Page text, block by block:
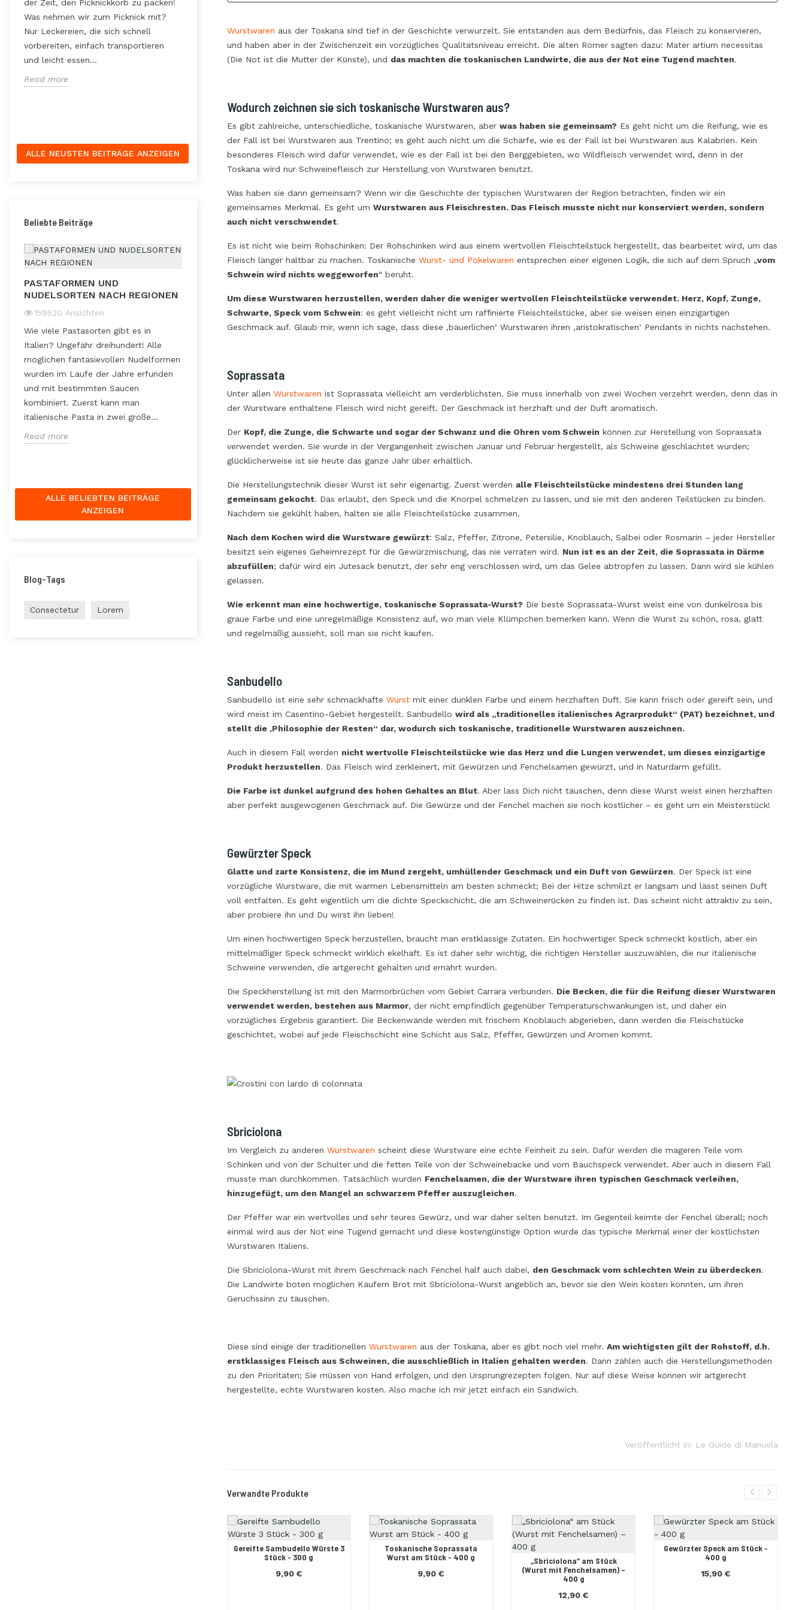
der Zeit, den Picknickkorb zu packen!
Was nehmen wir zum Picknick mit?
Nur Leckereien, die sich schnell
vorbereiten, einfach transportieren
und leicht essen...
Read more
steckt? Hast Du schon daran gedacht,
wie wichtig das Gebiet, die
Bearbeitungstechniken und die
Marzamemi! Tradition und ökologische
Nachhaltigkeit. Sie werden im
Mittelmeer ausschließlich geangelt und
Read more
Produkte unseres Landes ist. Aber
weißt Du, worin sich ein ganzer
Rohschinken von einem Schinken in
ALLE NEUSTEN BEITRÄGE ANZEIGEN
Beliebte Beiträge
PASTAFORMEN UND
NUDELSORTEN NACH REGIONEN
159520 Ansichten
Wie viele Pastasorten gibt es in
Italien? Ungefähr dreihundert! Alle
möglichen fantasievollen Nudelformen
wurden im Laufe der Jahre erfunden
und mit bestimmten Saucen
kombiniert. Zuerst kann man
italienische Pasta in zwei große...
Read more
DIE ITALIENISCHEN REISSORTEN
eine Beilage betrachtet. Es geht um
Hackbällchen, Reissalate… Die
regionale kulinarische...
Read more
GRANA PADANO UND
PARMIGIANO REGGIANO
38583Ansichten
Produktspezifikationen entsprechen.
Hier haben wir zwei großartige
italienische...
Read more
ZUR ENTDECKUNG VON
ITALIENISCHEN KÄSEN AUS
ROHMILCH
verarbeitet wird. Nach Slow Food sind
die Käse aus dieser Milchsorte - d.h.
italienische Käse aus Rohmilch - die
einzigen, die eine...
‘NDUJA AUS
UND REZEPTE
hast, willst Du
hervorheben und
ALLE BELIEBTEN BEITRÄGE
ANZEIGEN
Blog-Tags
Consectetur Lorem
Wurstwaren aus der Toskana sind tief in der Geschichte verwurzelt. Sie entstanden aus dem Bedürfnis, das Fleisch zu konservieren,
und haben aber in der Zwischenzeit ein vorzügliches Qualitätsniveau erreicht. Die alten Römer sagten dazu: Mater artium necessitas
(Die Not ist die Mutter der Künste), und das machten die toskanischen Landwirte, die aus der Not eine Tugend machten.
Wodurch zeichnen sie sich toskanische Wurstwaren aus?
Es gibt zahlreiche, unterschiedliche, toskanische Wurstwaren, aber was haben sie gemeinsam? Es geht nicht um die Reifung, wie es
der Fall ist bei Wurstwaren aus Trentino; es geht auch nicht um die Schärfe, wie es der Fall ist bei Wurstwaren aus Kalabrien. Kein
besonderes Fleisch wird dafür verwendet, wie es der Fall ist bei den Berggebieten, wo Wildfleisch verwendet wird, denn in der
Toskana wird nur Schweinefleisch zur Herstellung von Wurstwaren benutzt.
Was haben sie dann gemeinsam? Wenn wir die Geschichte der typischen Wurstwaren der Region betrachten, finden wir ein
gemeinsames Merkmal. Es geht um Wurstwaren aus Fleischresten. Das Fleisch musste nicht nur konserviert werden, sondern
auch nicht verschwendet.
Es ist nicht wie beim Rohschinken: Der Rohschinken wird aus einem wertvollen Fleischteilstück hergestellt, das bearbeitet wird, um das
Fleisch länger haltbar zu machen. Toskanische Wurst- und Pökelwaren entsprechen einer eigenen Logik, die sich auf dem Spruch „vom
Schwein wird nichts weggeworfen“ beruht.
Um diese Wurstwaren herzustellen, werden daher die weniger wertvollen Fleischteilstücke verwendet. Herz, Kopf, Zunge,
Schwarte, Speck vom Schwein: es geht vielleicht nicht um raffinierte Fleischteilstücke, aber sie weisen einen einzigartigen
Geschmack auf. Glaub mir, wenn ich sage, dass diese ‚bäuerlichen‘ Wurstwaren ihren ‚aristokratischen‘ Pendants in nichts nachstehen.
Soprassata
Unter allen Wurstwaren ist Soprassata vielleicht am verderblichsten. Sie muss innerhalb von zwei Wochen verzehrt werden, denn das in
der Wurstware enthaltene Fleisch wird nicht gereift. Der Geschmack ist herzhaft und der Duft aromatisch.
Der Kopf, die Zunge, die Schwarte und sogar der Schwanz und die Ohren vom Schwein können zur Herstellung von Soprassata
verwendet werden. Sie wurde in der Vergangenheit zwischen Januar und Februar hergestellt, als Schweine geschlachtet wurden;
glücklicherweise ist sie heute das ganze Jahr über erhältlich.
Die Herstellungstechnik dieser Wurst ist sehr eigenartig. Zuerst werden alle Fleischteilstücke mindestens drei Stunden lang
gemeinsam gekocht. Das erlaubt, den Speck und die Knorpel schmelzen zu lassen, und sie mit den anderen Teilstücken zu binden.
Nachdem sie gekühlt haben, halten sie alle Fleischteilstücke zusammen.
Nach dem Kochen wird die Wurstware gewürzt: Salz, Pfeffer, Zitrone, Petersilie, Knoblauch, Salbei oder Rosmarin – jeder Hersteller
besitzt sein eigenes Geheimrezept für die Gewürzmischung, das nie verraten wird. Nun ist es an der Zeit, die Soprassata in Därme
abzufüllen; dafür wird ein Jutesack benutzt, der sehr eng verschlossen wird, um das Gelee abtropfen zu lassen. Dann wird sie kühlen
gelassen.
Wie erkennt man eine hochwertige, toskanische Soprassata-Wurst? Die beste Soprassata-Wurst weist eine von dunkelrosa bis
graue Farbe und eine unregelmäßige Konsistenz auf, wo man viele Klümpchen bemerken kann. Wenn die Wurst zu schön, rosa, glatt
und regelmäßig aussieht, soll man sie nicht kaufen.
Sanbudello
Sanbudello ist eine sehr schmackhafte Wurstmit einer dunklen Farbe und einem herzhaften Duft. Sie kann frisch oder gereift sein, und
wird meist im Casentino-Gebiet hergestellt. Sanbudello wird als „traditionelles italienisches Agrarprodukt“ (PAT) bezeichnet, und
stellt die ‚Philosophie der Resten“ dar, wodurch sich toskanische, traditionelle Wurstwaren auszeichnen.
Auch in diesem Fall werden nicht wertvolle Fleischteilstücke wie das Herz und die Lungen verwendet, um dieses einzigartige
Produkt herzustellen. Das Fleisch wird zerkleinert, mit Gewürzen und Fenchelsamen gewürzt, und in Naturdarm gefüllt.
Die Farbe ist dunkel aufgrund des hohen Gehaltes an Blut. Aber lass Dich nicht täuschen, denn diese Wurst weist einen herzhaften
aber perfekt ausgewogenen Geschmack auf. Die Gewürze und der Fenchel machen sie noch köstlicher – es geht um ein Meisterstück!
Gewürzter Speck
Glatte und zarte Konsistenz, die im Mund zergeht, umhüllender Geschmack und ein Duft von Gewürzen. Der Speck ist eine
vorzügliche Wurstware, die mit warmen Lebensmitteln am besten schmeckt; Bei der Hitze schmilzt er langsam und lässt seinen Duft
voll entfalten. Es geht eigentlich um die dichte Speckschicht, die am Schweinerücken zu finden ist. Das scheint nicht attraktiv zu sein,
aber probiere ihn und Du wirst ihn lieben!
Um einen hochwertigen Speck herzustellen, braucht man erstklassige Zutaten. Ein hochwertiger Speck schmeckt köstlich, aber ein
mittelmäßiger Speck schmeckt wirklich ekelhaft. Es ist daher sehr wichtig, die richtigen Hersteller auszuwählen, die nur italienische
Schweine verwenden, die artgerecht gehalten und ernährt wurden.
Die Speckherstellung ist mit den Marmorbrüchen vom Gebiet Carrara verbunden. Die Becken, die für die Reifung dieser Wurstwaren
verwendet werden, bestehen aus Marmor, der nicht empfindlich gegenüber Temperaturschwankungen ist, und daher ein
vorzügliches Ergebnis garantiert. Die Beckenwände werden mit frischem Knoblauch abgerieben, dann werden die Fleischstücke
geschichtet, wobei auf jede Fleischschicht eine Schicht aus Salz, Pfeffer, Gewürzen und Aromen kommt.
Sbriciolona
Im Vergleich zu anderen Wurstwaren scheint diese Wurstware eine echte Feinheit zu sein. Dafür werden die mageren Teile vom
Schinken und von der Schulter und die fetten Teile von der Schweinebacke und vom Bauchspeck verwendet. Aber auch in diesem Fall
musste man durchkommen. Tatsächlich wurden Fenchelsamen, die der Wurstware ihren typischen Geschmack verleihen,
hinzugefügt, um den Mangel an schwarzem Pfeffer auszugleichen.
Der Pfeffer war ein wertvolles und sehr teures Gewürz, und war daher selten benutzt. Im Gegenteil keimte der Fenchel überall; noch
einmal wird aus der Not eine Tugend gemacht und diese kostengünstige Option wurde das typische Merkmal einer der köstlichsten
Wurstwaren Italiens.
Die Sbriciolona-Wurst mit ihrem Geschmack nach Fenchel half auch dabei, den Geschmack vom schlechten Wein zu überdecken.
Die Landwirte boten möglichen Käufern Brot mit Sbriciolona-Wurst angeblich an, bevor sie den Wein kosten konnten, um ihren
Geruchssinn zu täuschen.
Diese sind einige der traditionellen Wurstwaren aus der Toskana, aber es gibt noch viel mehr. Am wichtigsten gilt der Rohstoff, d.h.
erstklassiges Fleisch aus Schweinen, die ausschließlich in Italien gehalten werden. Dann zählen auch die Herstellungsmethoden
zu den Prioritäten; Sie müssen von Hand erfolgen, und den Ursprungrezepten folgen. Nur auf diese Weise können wir artgerecht
hergestellte, echte Wurstwaren kosten. Also mache ich mir jetzt einfach ein Sandwich.
Veröffentlicht in: Le Guide di Manuela
Verwandte Produkte
Gereifte Sambudello Würste 3
Stück - 300 g
9,90 €
Toskanische Soprassata
Wurst am Stück - 400 g
9,90 €
„Sbriciolona“ am Stück
(Wurst mit Fenchelsamen) –
400 g
12,90 €
Gewürzter Speck am Stück -
400 g
15,90 €